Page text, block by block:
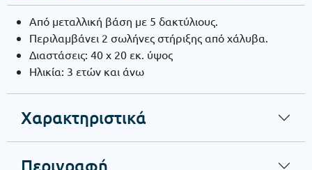
Aπό μεταλλική βάση με 5 δακτύλιους.
Περιλαμβάνει 2 σωλήνες στήριξης από χάλυβα.
Διαστάσεις: 40 x 20 εκ. ύψος
Ηλικία: 3 ετών και άνω
Χαρακτηριστικά
Περιγραφή